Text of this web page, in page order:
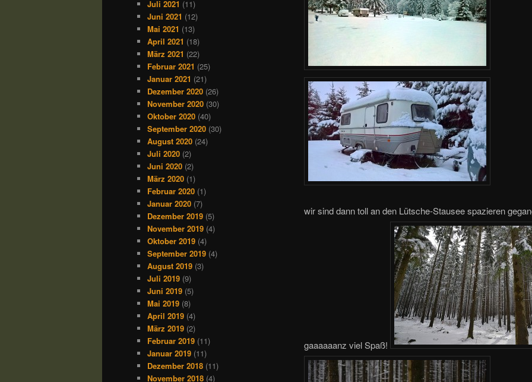
wir sind dann toll an den Lütsche-Stausee spazieren
gaaaaaanz viel Spaß!
Juli 2021 (11)
Juni 2021 (12)
Mai 2021 (13)
April 2021 (18)
März 2021 (22)
Februar 2021 (25)
Januar 2021 (21)
Dezember 2020 (26)
November 2020 (30)
Oktober 2020 (40)
September 2020 (30)
August 2020 (24)
Juli 2020 (2)
Juni 2020 (2)
März 2020 (1)
Februar 2020 (1)
Januar 2020 (7)
Dezember 2019 (5)
November 2019 (4)
Oktober 2019 (4)
September 2019 (4)
August 2019 (3)
Juli 2019 (9)
Juni 2019 (5)
Mai 2019 (8)
April 2019 (4)
März 2019 (2)
Februar 2019 (11)
Januar 2019 (11)
Dezember 2018 (11)
November 2018 (4)